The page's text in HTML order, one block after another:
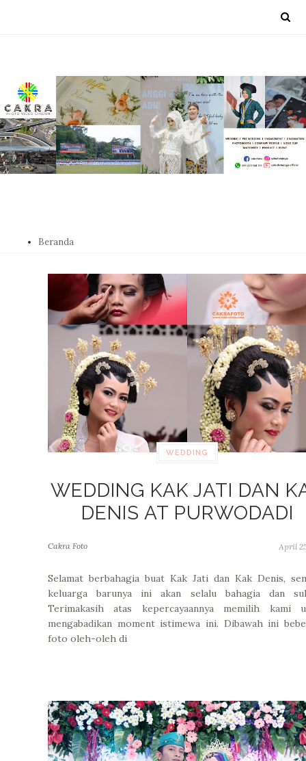
Beranda
WEDDING
WEDDING KAK JATI DAN
DENIS AT PURWODADI
Cakra Foto April
Selamat berbahagia buat Kak Jati dan Kak Denis,
keluarga barunya ini akan selalu bahagia dan
Terimakasih atas kepercayaannya memilih kami
mengabadikan moment istimewa ini. Dibawah ini
foto oleh-oleh di